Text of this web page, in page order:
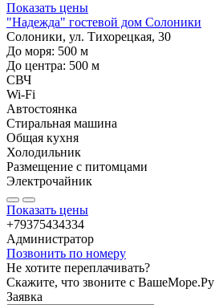
Показать цены
"Надежда" гостевой дом Солоники
Солоники, ул. Тихорецкая, 30
До моря: 500 м
До центра: 500 м
СВЧ
Wi-Fi
Автостоянка
Стиральная машина
Общая кухня
Холодильник
Размещение с питомцами
Электрочайник
Показать цены
+79375434334
Администратор
Позвонить по номеру
Не хотите переплачивать?
Скажите, что звоните с ВашеМоре.Ру
Заявка